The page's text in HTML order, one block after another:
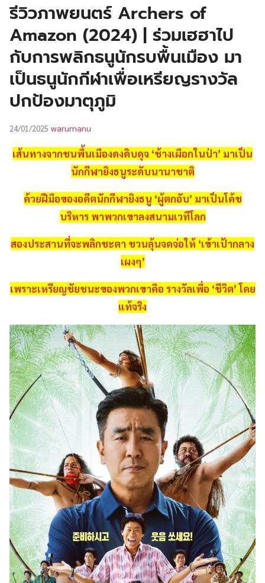
รีวิวภาพยนตร์ Archers of
Amazon (2024) | ร่วมเฮฮาไป
กับการพลิกธนูนักรบพื้นเมือง มา
เป็นธนูนักกีฬาเพื่อเหรียญรางวัล
ปกป้องมาตุภูมิ
24/01/2025 warumanu
เส้นทางจากชนพื้นเมืองดงดิบดุจ ‘ช้างเผือกในป่า’ มาเป็น
นักกีฬายิงธนูระดับนานาชาติ
ด้วยฝีมือของอดีตนักกีฬายิงธนู ‘ผู้ตกอับ’ มาเป็นโค้ช
บริหาร พาพวกเขาลงสนามเวทีโลก
สองประสานที่จะพลิกชะตา ชวนลุ้นจดจ่อให้ ‘เข้าเป้ากลาง
เผงๆ’
เพราะเหรียญชัยชนะของพวกเขาคือ รางวัลเพื่อ ‘ชีวิต’ โดย
แท้จริง